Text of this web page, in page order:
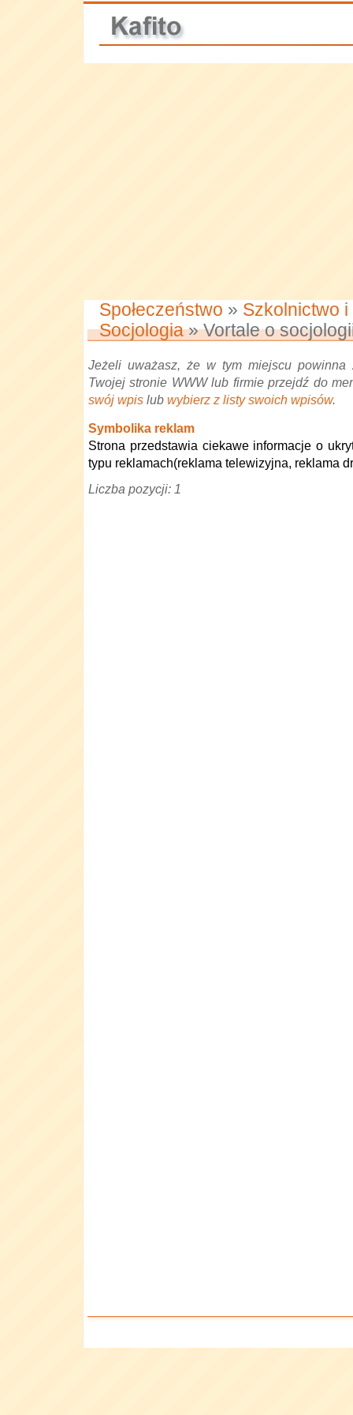
Społeczeństwo » Szkolnictwo
Socjologia» Vortale o
Jeżeli uważasz, że w tym miejscu powinna
Twojej stronie WWW lub firmie przejdź do
swój wpis lub wybierz z listy swoich wpisów.
Symbolika reklam
Strona przedstawia ciekawe informacje o
typu reklamach(reklama telewizyjna, reklama
Liczba pozycji: 1